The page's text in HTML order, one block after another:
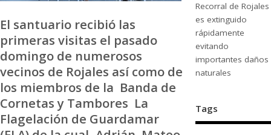
El santuario recibió las
primeras visitas el pasado
domingo de numerosos
vecinos de Rojales así como de
los miembros de la Banda de
Cornetas y Tambores La
Flagelación de Guardamar
Recorral de Rojales
es extinguido
rápidamente
evitando
importantes daños
naturales
Tags